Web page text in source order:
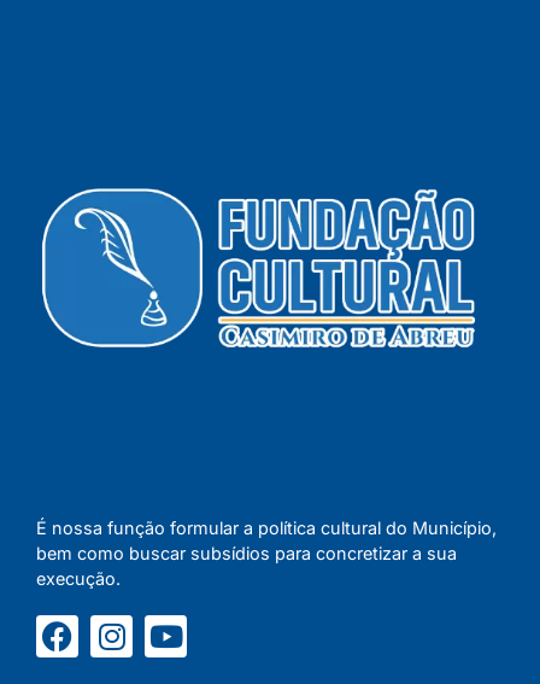
É nossa função formular a política cultural do Município,
bem como buscar subsídios para concretizar a sua
execução.